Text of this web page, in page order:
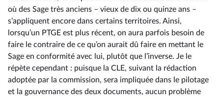
où des Sage très anciens –⁠ vieux de dix ou quinze ans –
s’appliquent encore dans certains territoires. Ainsi,
lorsqu’un PTGE est plus récent, on aura parfois besoin de
faire le contraire de ce qu’on aurait dû faire en mettant le
Sage en conformité avec lui, plutôt que l’inverse. Je le
répète cependant : puisque la CLE, suivant la rédaction
adoptée par la commission, sera impliquée dans le pilotage
et la gouvernance des deux documents, aucun problème